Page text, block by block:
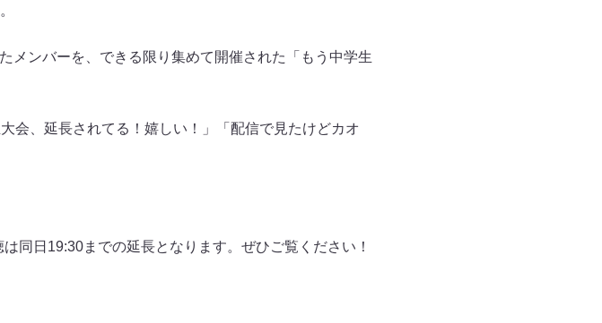
メンバーを、できる限り集めて開催された「もう中学生
会、延長されてる！嬉しい！」「配信で見たけどカオ
同日19:30までの延長となります。ぜひご覧ください！